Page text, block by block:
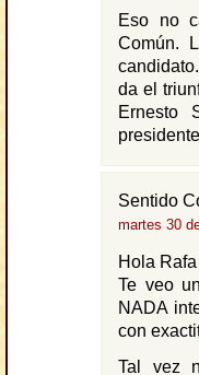
Eso no
Común.
da el
Ernesto
Sentido
martes 30
Hola Rafa
Te veo
NADA
con
Tal vez